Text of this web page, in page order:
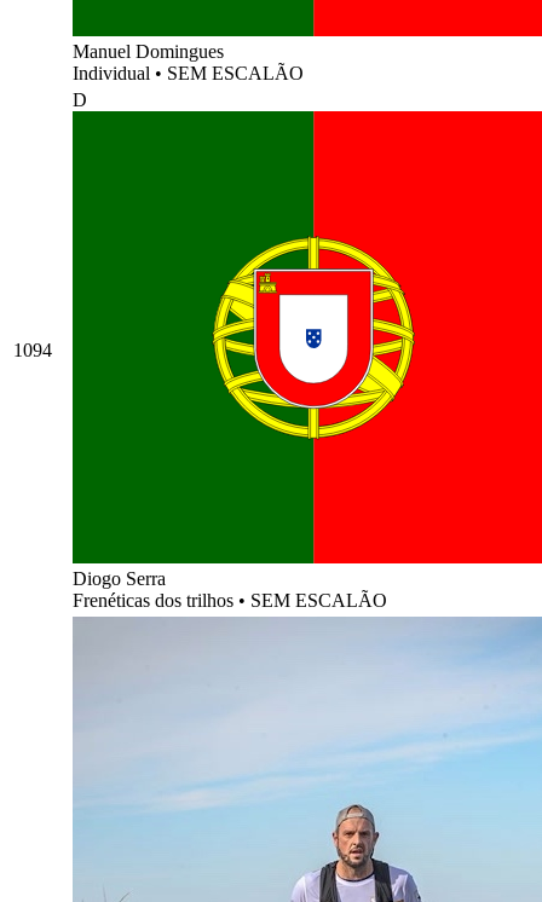
Manuel Domingues
Individual • SEM ESCALÃO
1094
D
Diogo Serra
Frenéticas dos trilhos • SEM ESCALÃO